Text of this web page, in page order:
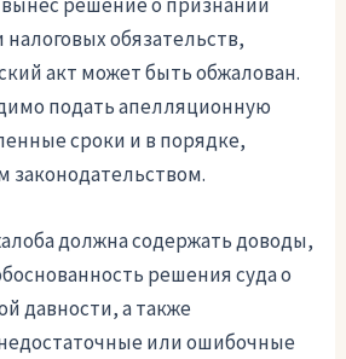
обязательств,
акт может быть обжалован.
подать апелляционную
сроки и в порядке,
законодательством.
должна содержать доводы,
решения суда о
давности, а также
или ошибочные